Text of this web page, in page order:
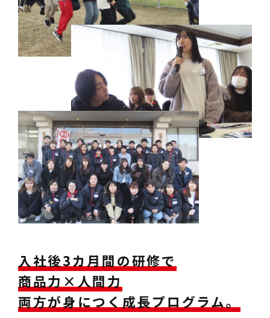
入社後3カ月間の研修で
商品力×人間力
両方が身につく成長プログラム。